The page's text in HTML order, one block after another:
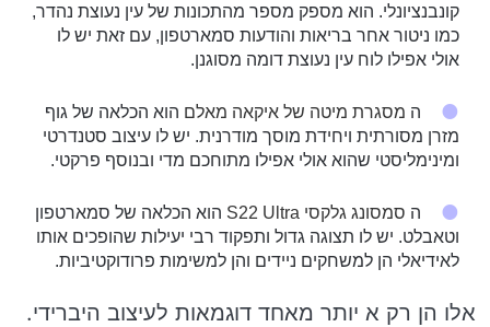
קונבנציונלי. הוא מספק מספר מהתכונות של עין נעוצת נהדר,
כמו ניטור אחר בריאות והודעות סמארטפון, עם זאת יש לו
אולי אפילו לוח עין נעוצת דומה מסוגנן.
ה מסגרת מיטה של ​​איקאה מאלם הוא הכלאה של גוף
מזרן מסורתית ויחידת מוסך מודרנית. יש לו עיצוב סטנדרטי
ומינימליסטי שהוא אולי אפילו מתוחכם מדי ובנוסף פרקטי.
ה סמסונג גלקסי S22 Ultra
הוא הכלאה של סמארטפון
וטאבלט. יש לו תצוגה גדול ותפקוד רבי יעילות שהופכים אותו
לאידיאלי הן למשחקים ניידים והן למשימות פרודוקטיביות.
אלו הן רק א יותר מאחד דוגמאות לעיצוב היברידי.